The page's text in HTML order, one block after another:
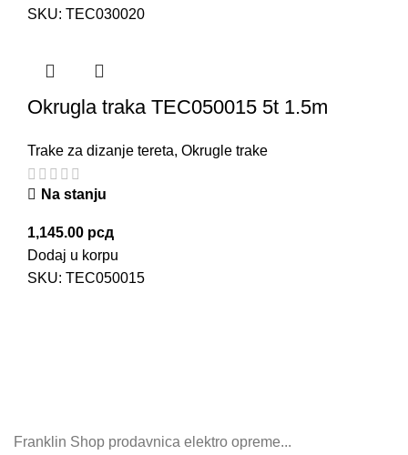
SKU: TEC030020
Okrugla traka TEC050015 5t 1.5m
Trake za dizanje tereta, Okrugle trake
Na stanju
1,145.00 рсд
Dodaj u korpu
SKU: TEC050015
Franklin Shop prodavnica elektro opreme...